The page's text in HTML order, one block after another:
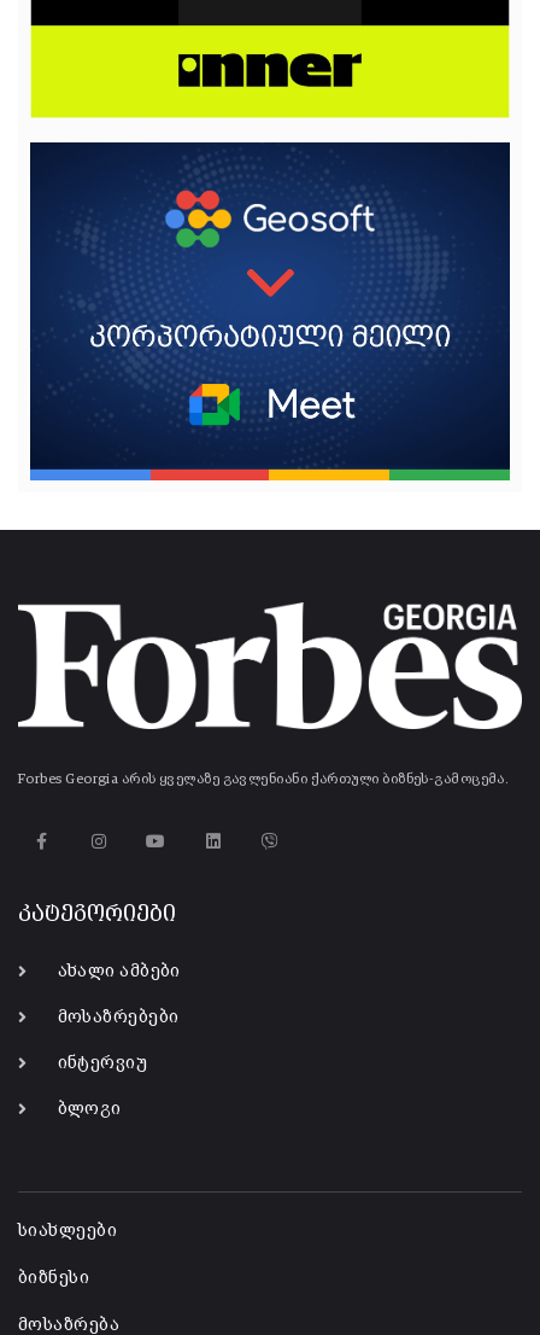
Forbes Georgia არის ყველაზე გავლენიანი ქართული ბიზნეს-გამოცემა.
კატეგორიები
ახალი ამბები
მოსაზრებები
ინტერვიუ
ბლოგი
სიახლეები
ბიზნესი
მოსაზრება